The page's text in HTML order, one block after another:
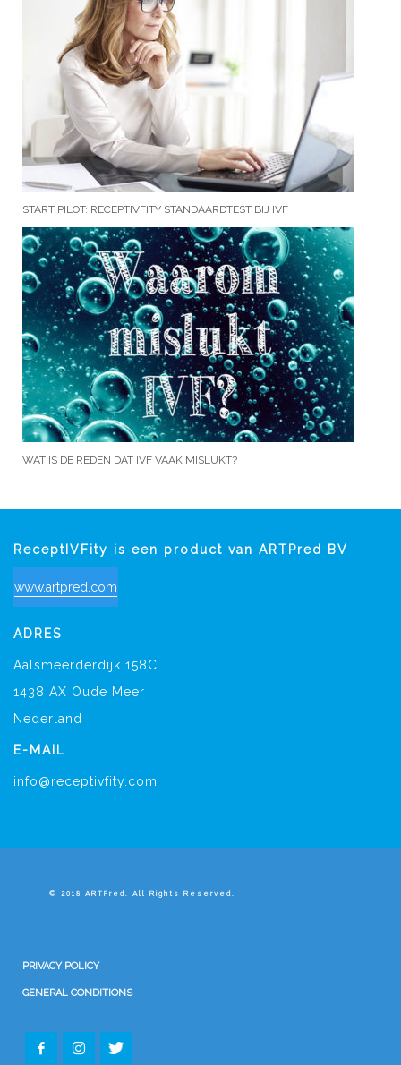
START PILOT: RECEPTIVFITY STANDAARDTEST BIJ IVF
WAT IS DE REDEN DAT IVF VAAK MISLUKT?
ReceptIVFity is een product van ARTPred BV
www.artpred.com
ADRES
Aalsmeerderdijk 158C
1438 AX Oude Meer
Nederland
E-MAIL
info@receptivfity.com
© 2018 ARTPred. All Rights Reserved.
PRIVACY POLICY
GENERAL CONDITIONS